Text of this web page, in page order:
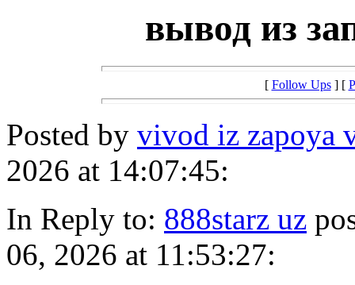
вывод из
[ Follow Ups] [
Posted by vivod iz zapoya
2026 at 14:07:45:
In Reply to: 888starz uz
06, 2026 at 11:53:27: